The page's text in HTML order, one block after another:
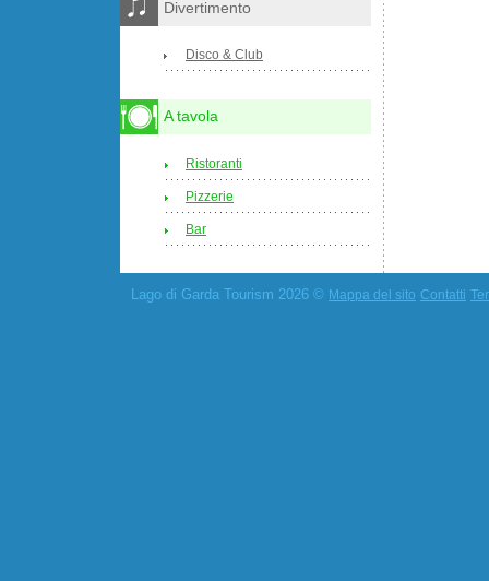
Divertimento
Disco & Club
A tavola
Ristoranti
Pizzerie
Bar
Lago di Garda Tourism 2026 © Mappa del sito Contatti